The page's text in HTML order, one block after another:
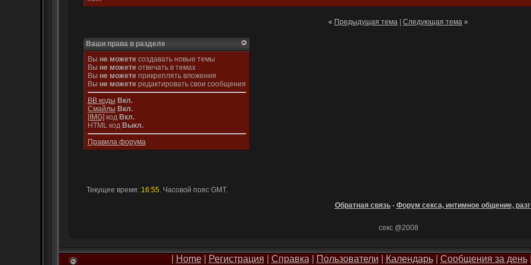
« Предыдущая тема Следующая тема »
Ваши права в разделе
Вы не можетесоздавать новые темы
Вы не можетеотвечать в темах
Вы не можетеприкреплять вложения
Вы не можетередактировать свои сообщения
BB коды Вкл.
Смайлы Вкл.
[IMG] код Вкл.
HTML код Выкл.
Правила форума
Текущее время: 16:55. Часовой пояс GMT.
Обратная связь- Форум секса, интимное общение,
секс @2008
Home| Регистрация Справка Пользователи Календарь| Сообщения за день